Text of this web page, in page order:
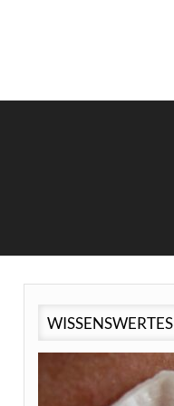
WISSENSWERTES